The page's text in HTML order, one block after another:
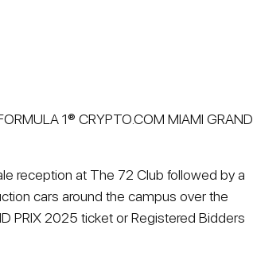
1® CRYPTO.COM MIAMI GRAND
reception at The 72 Club followed by a
cars around the campus over the
PRIX 2025 ticket or Registered Bidders